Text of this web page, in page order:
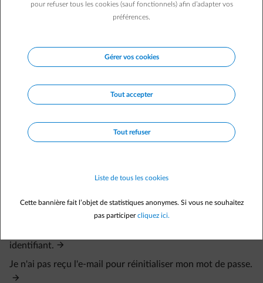
Questions fréquemment posées
J'ai oublié mon mot de passe.
J'ai changé d'adresse e-mail. Mon identifiant change-t-il
Je veux modifier mes données de connexion à mon espace
client.
J'ai oublié mon identifiant.
Je n'ai pas reçu l'email de confirmation pour activer mon
identifiant.
Je n'ai pas reçu l'e-mail pour réinitialiser mon mot de passe.
pour refuser tous les cookies (sauf fonctionnels) afin d’adapter vos
préférences.
Gérer vos cookies
Tout accepter
Tout refuser
Liste de tous les cookies
Cette bannière fait l’objet de statistiques anonymes. Si vous ne souhaitez
pas participercliquez ici.